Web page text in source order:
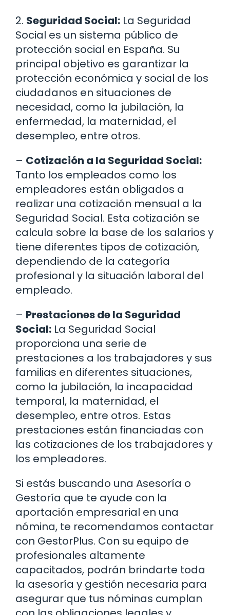
2. Seguridad Social: La Seguridad
Social es un sistema público de
protección social en España. Su
principal objetivo es garantizar la
protección económica y social de los
ciudadanos en situaciones de
necesidad, como la jubilación, la
enfermedad, la maternidad, el
desempleo, entre otros.
– Cotización a la Seguridad Social:
Tanto los empleados como los
empleadores están obligados a
realizar una cotización mensual a la
Seguridad Social. Esta cotización se
calcula sobre la base de los salarios y
tiene diferentes tipos de cotización,
dependiendo de la categoría
profesional y la situación laboral del
empleado.
– Prestaciones de la Seguridad
Social: La Seguridad Social
proporciona una serie de
prestaciones a los trabajadores y sus
familias en diferentes situaciones,
como la jubilación, la incapacidad
temporal, la maternidad, el
desempleo, entre otros. Estas
prestaciones están financiadas con
las cotizaciones de los trabajadores y
los empleadores.
Si estás buscando una Asesoría o
Gestoría que te ayude con la
aportación empresarial en una
nómina, te recomendamos contactar
con GestorPlus. Con su equipo de
profesionales altamente
capacitados, podrán brindarte toda
la asesoría y gestión necesaria para
asegurar que tus nóminas cumplan